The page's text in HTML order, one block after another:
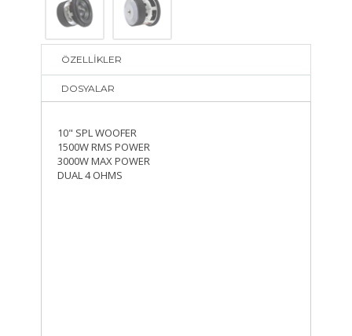
ÖZELLİKLER
DOSYALAR
10" SPL WOOFER
1500W RMS POWER
3000W MAX POWER
DUAL 4 OHMS